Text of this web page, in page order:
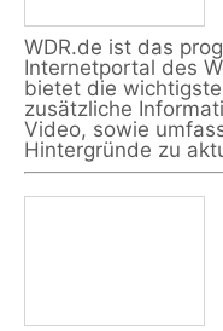
WDR.de ist das
Internetportal des
bietet die
zusätzliche
Video, sowie
Hintergründe zu